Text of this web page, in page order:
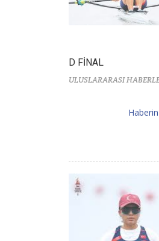
D FİNAL
ULUSLARARASI